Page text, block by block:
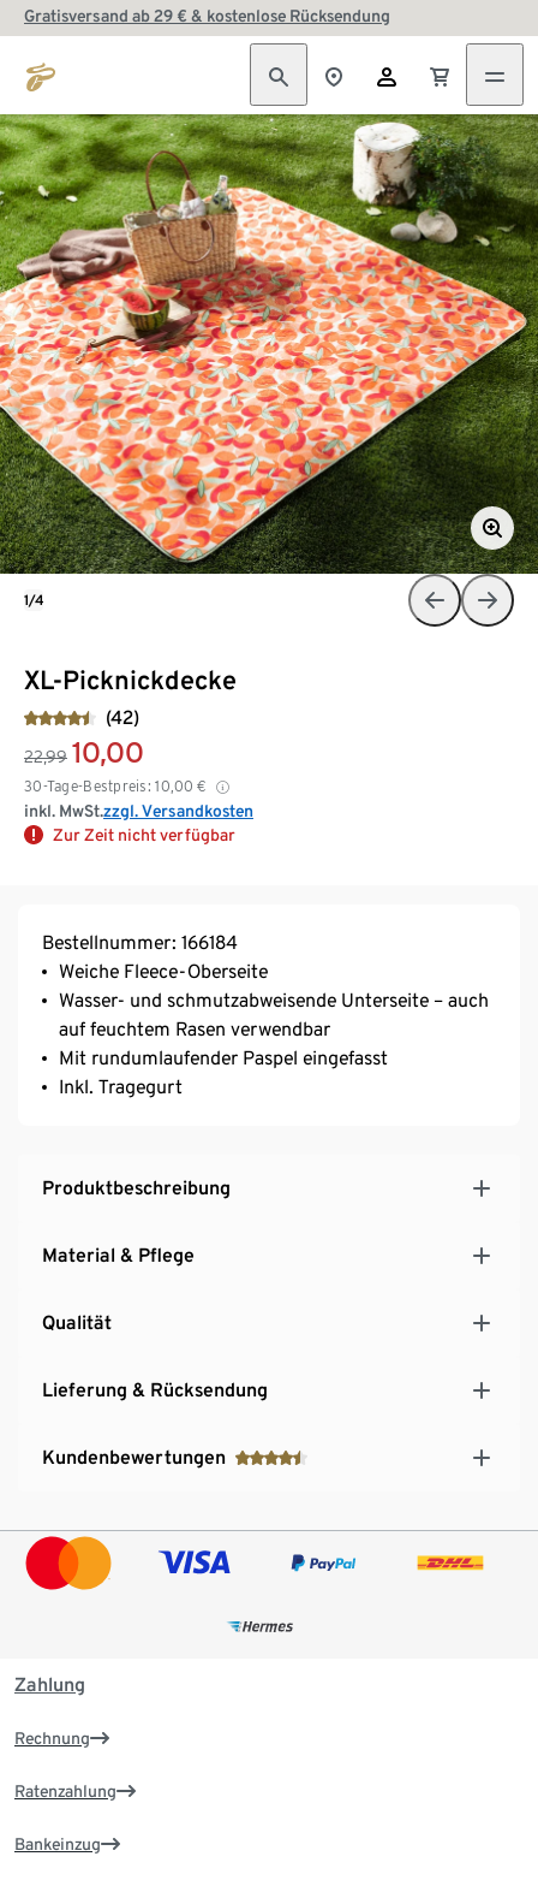
Gratisversand ab 29 € & kostenlose Rücksendung
XL-Picknickdecke
(42)
22,99 10,00
30-Tage-Bestpreis: 10,00 €
inkl. MwSt.zzgl. Versandkosten
Zur Zeit nicht verfügbar
1/4
Bestellnummer: 166184
Weiche Fleece-Oberseite
Wasser- und schmutzabweisende Unterseite – auch
auf feuchtem Rasen verwendbar
Mit rundumlaufender Paspel eingefasst
Inkl. Tragegurt
Produktbeschreibung
Material & Pflege
Qualität
Lieferung & Rücksendung
Kundenbewertungen
Zahlung
Rechnung
Ratenzahlung
Bankeinzug